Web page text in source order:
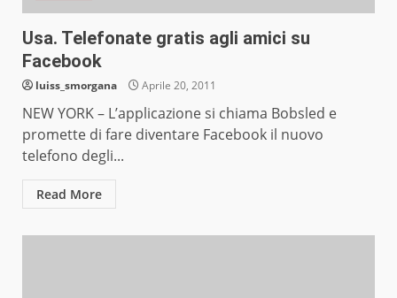
Usa. Telefonate gratis agli amici su
Facebook
luiss_smorgana Aprile 20, 2011
NEW YORK – L’applicazione si chiama Bobsled e
promette di fare diventare Facebook il nuovo
telefono degli...
Read More